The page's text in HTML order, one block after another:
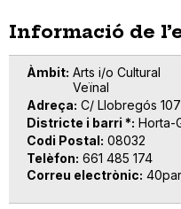
Informació de
Àmbit Arts i/o Cultural
Veïnal
Adreça C/ Llobregós
Districte i barri * Horta-
Codi Postal 08032
Telèfon 661 485 174
Correu electrònic